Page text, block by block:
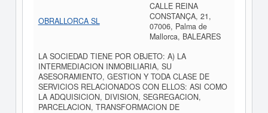
OBRALLORCA SL
CALLE REINA
CONSTANÇA, 21,
07006, Palma de
Mallorca, BALEARES
LA SOCIEDAD TIENE POR OBJETO: A) LA
INTERMEDIACION INMOBILIARIA, SU
ASESORAMIENTO, GESTION Y TODA CLASE DE
SERVICIOS RELACIONADOS CON ELLOS: ASI COMO
LA ADQUISICION, DIVISION, SEGREGACION,
PARCELACION, TRANSFORMACION DE